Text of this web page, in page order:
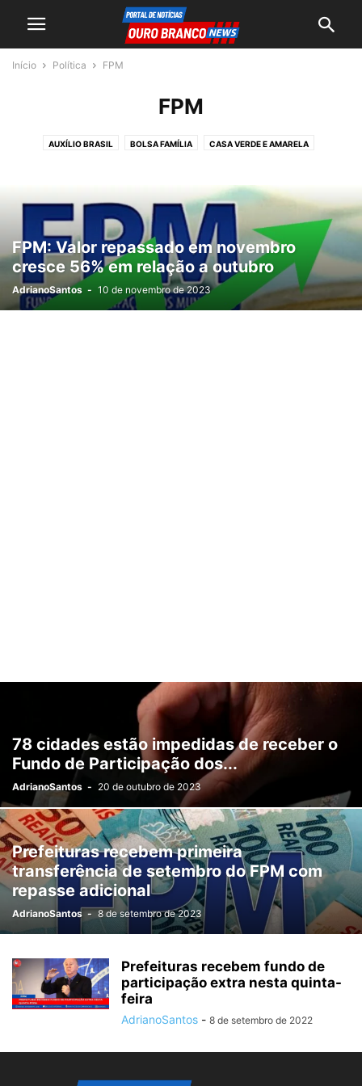
Início Política FPM
FPM
AUXÍLIO BRASIL BOLSA FAMÍLIA CASA VERDE E AMARELA
ELEIÇÕES SUPLEMENTARES
ORÇAMENTO SECRETO PISO DA ENFERMAGEM SEGURANÇA PÚBLICA
SENADO TRANSIÇÃO
FPM: Valor repassado em novembro
cresce 56% em relação a outubro
AdrianoSantos - 10 de novembro de 2023
78 cidades estão impedidas de receber o
Fundo de Participação dos...
AdrianoSantos - 20 de outubro de 2023
Prefeituras recebem primeira
transferência de setembro do FPM com
repasse adicional
AdrianoSantos - 8 de setembro de 2023
Prefeituras recebem fundo de
participação extra nesta quinta-
feira
AdrianoSantos - 8 de setembro de 2022